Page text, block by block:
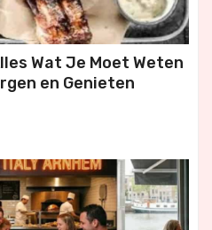
Wat Je Moet Weten
en Genieten